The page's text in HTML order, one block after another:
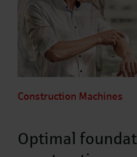
Construction Machines
Optimal